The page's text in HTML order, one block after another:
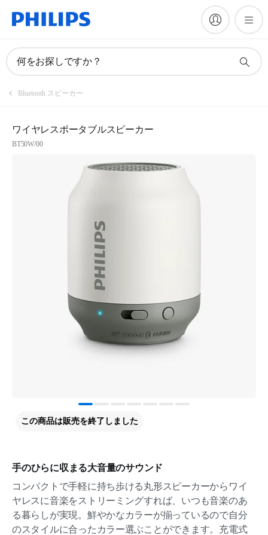
何をお探しですか？
Bluetooth スピーカー
ワイヤレスポータブルスピーカー
BT50W/00
手のひらに収まる大音量のサウンド
コンパクトで手軽に持ち歩ける丸形スピーカーからワイ
ヤレスに音楽をストリーミングすれば、いつも音楽のあ
る暮らしが実現。鮮やかなカラーが揃っているので自分
のスタイルに合ったカラー選ぶことができます。充電式
この商品は販売を終了しました